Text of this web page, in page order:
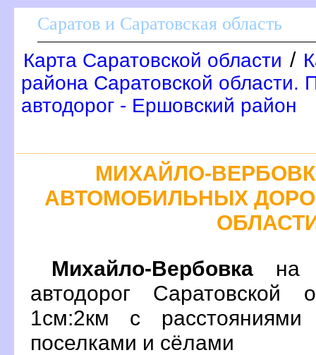
Саратов и Саратовская область
Карта Саратовской области /
района Саратовской области.
автодорог - Ершовский район
МИХАЙЛО-
АВТОМОБИЛЬНЫХ
Михайло-Вербовка на
автодорог Саратовской
1см:2км с
поселками и сёлами